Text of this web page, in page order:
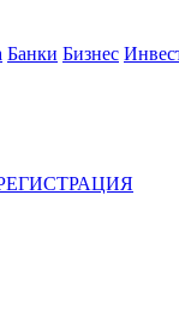
Банки Бизнес